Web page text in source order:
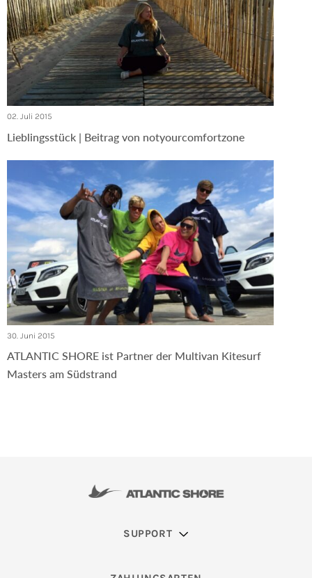
02. Juli 2015
Lieblingsstück | Beitrag von notyourcomfortzone
30. Juni 2015
ATLANTIC SHORE ist Partner der Multivan Kitesurf
Masters am Südstrand
SUPPORT